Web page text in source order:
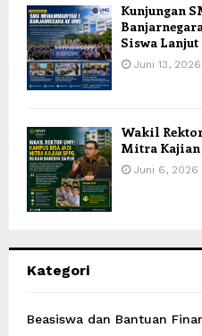
Kunjungan
Siswa
Juni 13, 2026
Wakil
Mitra Kajian
Juni 6, 2026
Kategori
Beasiswa dan Bantuan